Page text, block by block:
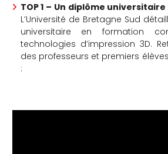
TOP 1 – Un diplôme
L’Université de Bretagne Sud
universitaire en formation
technologies d’impression 3D.
des professeurs et premiers
: